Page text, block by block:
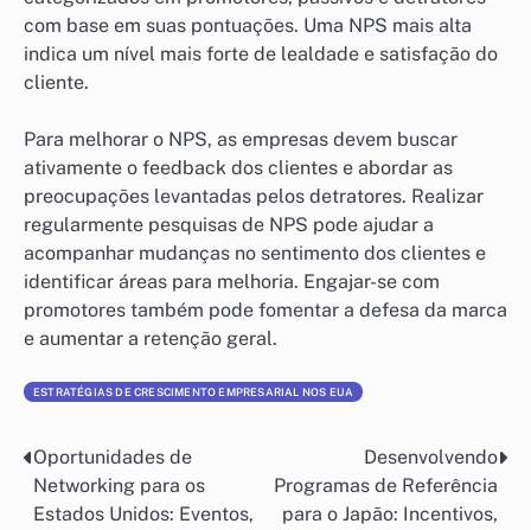
com base em suas pontuações. Uma NPS mais alta
indica um nível mais forte de lealdade e satisfação do
cliente.
Para melhorar o NPS, as empresas devem buscar
ativamente o feedback dos clientes e abordar as
preocupações levantadas pelos detratores. Realizar
regularmente pesquisas de NPS pode ajudar a
acompanhar mudanças no sentimento dos clientes e
identificar áreas para melhoria. Engajar-se com
promotores também pode fomentar a defesa da marca
e aumentar a retenção geral.
ESTRATÉGIAS DE CRESCIMENTO EMPRESARIAL NOS EUA
Post
navigation
Oportunidades de
Networking para os
Estados Unidos: Eventos,
Desenvolvendo
Programas de Referência
para o Japão: Incentivos,